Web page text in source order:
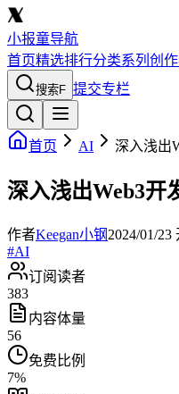
小报童导航
首页精选排行分类系列 创
搜索F 提交专栏
首页 AI 深入浅出
深入浅出Web3开
作者Keegan小钢2024/01/23
#AI
订阅读者
383
内容体量
56
免费比例
7%